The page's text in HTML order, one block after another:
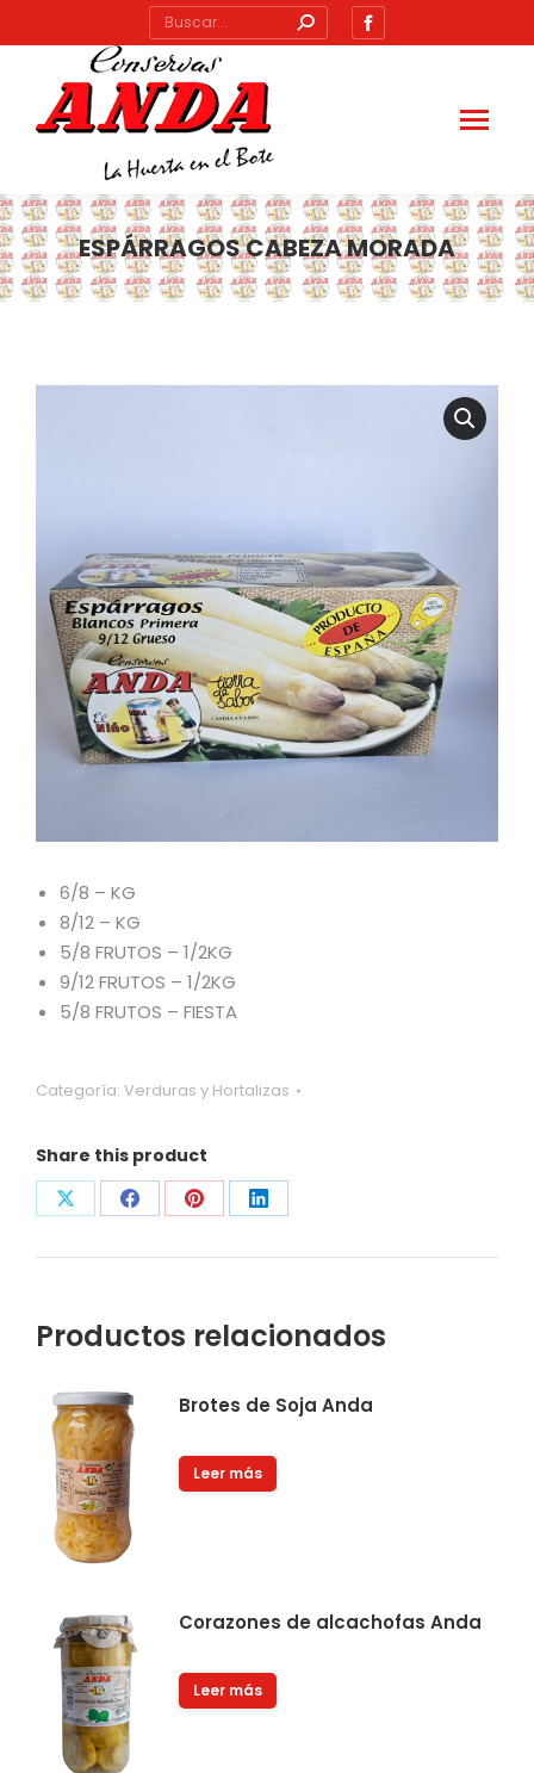
Buscar:
ESPÁRRAGOS CABEZA MORADA
Estás aquí:
6/8 – KG
8/12 – KG
5/8 FRUTOS – 1/2KG
9/12 FRUTOS – 1/2KG
5/8 FRUTOS – FIESTA
Categoría: Verduras y Hortalizas
Share this product
Compartir
con
Compartir
con
Compartir
con
Compartir
con
Productos relacionados
Brotes de Soja Anda
Leer más
Corazones de alcachofas Anda
Leer más